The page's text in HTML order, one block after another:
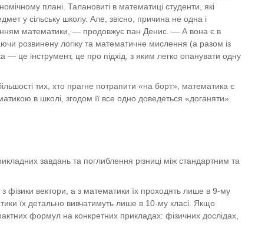
плані. Талановиті в математиці студенти, які
у сільську школу. Але, звісно, причина не одна і
математики, — продовжує пан Денис. — А вона є в
розвинену логіку та математичне мислення (а разом із
— це інструмент, це про підхід, з яким легко опанувати одну
тих, хто прагне потрапити «на борт», математика є
в школі, згодом її все одно доведеться «доганяти».
завдань та поглиблення різниці між стандартним та
фізики вектори, а з математики їх проходять лише в 9-му
їх детально вивчатимуть лише в 10-му класі. Якщо
формул на конкретних прикладах: фізичних дослідах,